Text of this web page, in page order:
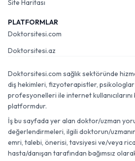
Site Haritası
PLATFORMLAR
Doktorsitesi.com
Doktorsitesi.az
Doktorsitesi.com sağlık sektöründe
diş hekimleri, fizyoterapistler, psikologlar
profesyonelleri ile internet kullanıcılarını
platformdur.
İş bu sayfada yer alan doktor/uzman
değerlendirmeleri, ilgili doktorun/
emri, talebi, önerisi, tavsiyesi ve/veya
hasta/danışan tarafından bağımsız